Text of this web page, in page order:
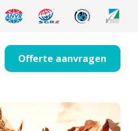
Offerte aanvragen